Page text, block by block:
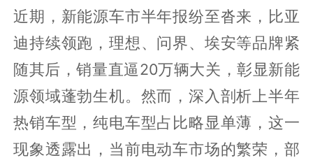
近期，新能源车市半年报纷至沓来，比亚
迪持续领跑，理想、问界、埃安等品牌紧
随其后，销量直逼20万辆大关，彰显新能
源领域蓬勃生机。然而，深入剖析上半年
热销车型，纯电车型占比略显单薄，这一
现象透露出，当前电动车市场的繁荣，部